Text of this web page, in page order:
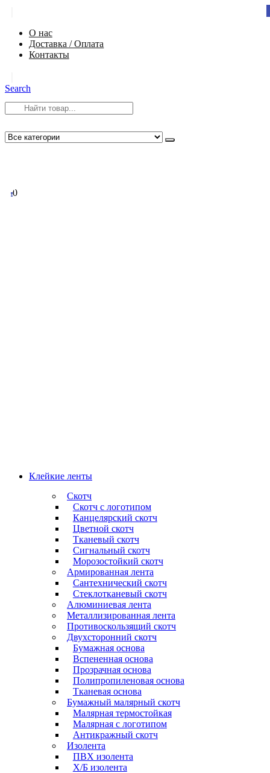
О нас
Доставка / Оплата
Контакты
Search
00
Клейкие ленты
Скотч
Скотч с логотипом
Канцелярский скотч
Цветной скотч
Тканевый скотч
Сигнальный скотч
Морозостойкий скотч
Армированная лента
Сантехнический скотч
Стеклотканевый скотч
Алюминиевая лента
Металлизированная лента
Противоскользящий скотч
Двухсторонний скотч
Бумажная основа
Вспененная основа
Прозрачная основа
Полипропиленовая основа
Тканевая основа
Бумажный малярный скотч
Малярная термостойкая
Малярная с логотипом
Антикражный скотч
Изолента
ПВХ изолента
Х/Б изолента